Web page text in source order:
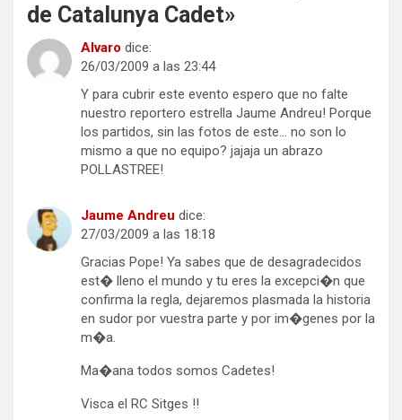
de Catalunya Cadet»
Alvaro dice:
26/03/2009 a las 23:44
Y para cubrir este evento espero que no falte
nuestro reportero estrella Jaume Andreu! Porque
los partidos, sin las fotos de este… no son lo
mismo a que no equipo? jajaja un abrazo
POLLASTREE!
Jaume Andreu dice:
27/03/2009 a las 18:18
Gracias Pope! Ya sabes que de desagradecidos
est� lleno el mundo y tu eres la excepci�n que
confirma la regla, dejaremos plasmada la historia
en sudor por vuestra parte y por im�genes por la
m�a.
Ma�ana todos somos Cadetes!
Visca el RC Sitges !!